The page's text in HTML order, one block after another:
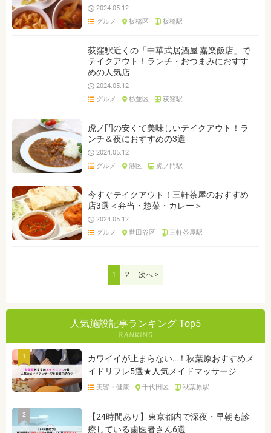
2024.05.12
グルメ
板橋区 板橋駅
荻窪駅近くの「中華式居酒屋 嘉楽飯店」で
テイクアウト！ランチ・おつまみにおすす
めの人気店
2024.05.12
グルメ
杉並区 荻窪駅
虎ノ門の安くて美味しいテイクアウト！ラ
ンチ＆夜におすすめの3選
2024.05.12
グルメ
港区 虎ノ門駅
今すぐテイクアウト！三軒茶屋のおすすめ
店3選＜弁当・惣菜・カレー＞
2024.05.12
グルメ
世田谷区 三軒茶屋駅
1 2 次へ >
人気施設記事ランキング Top5
1
カワイイが止まらない…！秋葉原おすすめメ
イドリフレ5選★人気メイドマッサージ
美容・健康 千代田区 秋葉原駅
2
【24時間あり】東京都内で深夜・早朝も診
療している歯医者さん6選